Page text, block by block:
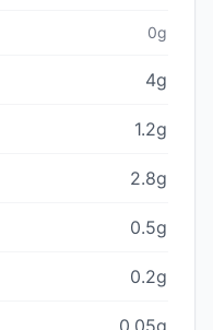
0g
4g
1.2g
2.8g
0.5g
0.2g
0.05g